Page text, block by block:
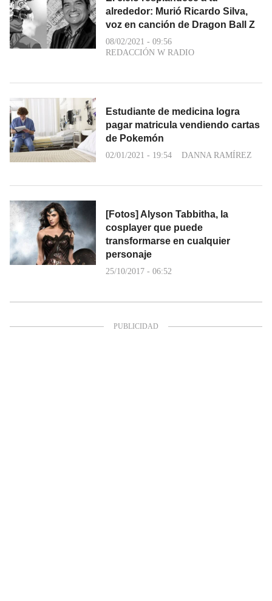
alrededor: Murió Ricardo Silva,
voz en canción de Dragon Ball Z
08/02/2021 - 09:56
REDACCIÓN W RADIO
Estudiante de medicina logra
pagar matricula vendiendo cartas
de Pokemón
02/01/2021 - 19:54 DANNA RAMÍREZ
[Fotos] Alyson Tabbitha, la
cosplayer que puede
transformarse en cualquier
personaje
25/10/2017 - 06:52